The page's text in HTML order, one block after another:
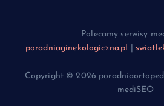
Polecamy serwisy
poradniaginekologiczna.pl
Copyright © 2026
mediSEO